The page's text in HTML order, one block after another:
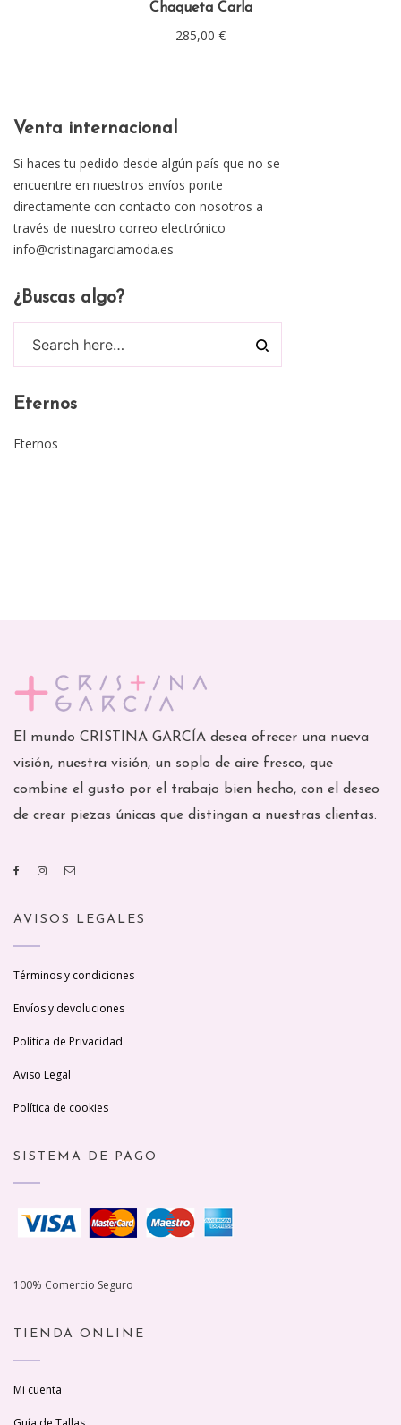
Chaqueta Carla
285,00 €
Venta internacional
Si haces tu pedido desde algún país que no se
encuentre en nuestros envíos ponte
directamente con contacto con nosotros a
través de nuestro correo electrónico
info@cristinagarciamoda.es
¿Buscas algo?
Eternos
Eternos
El mundo CRISTINA GARCÍA desea ofrecer una nueva
visión, nuestra visión, un soplo de aire fresco, que
combine el gusto por el trabajo bien hecho, con el deseo
de crear piezas únicas que distingan a nuestras clientas.
AVISOS LEGALES
Términos y condiciones
Envíos y devoluciones
Política de Privacidad
Aviso Legal
Política de cookies
SISTEMA DE PAGO
100% Comercio Seguro
TIENDA ONLINE
Mi cuenta